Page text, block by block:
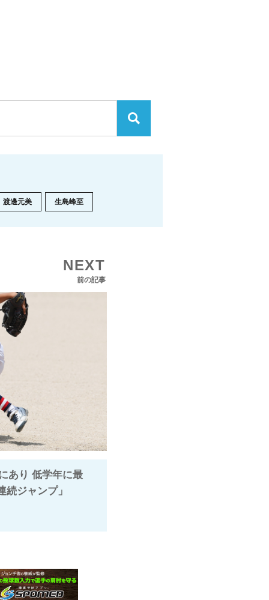
渡邊元美 生島峰至
NEXT
前の記事
あり 低学年に最
ジャンプ」